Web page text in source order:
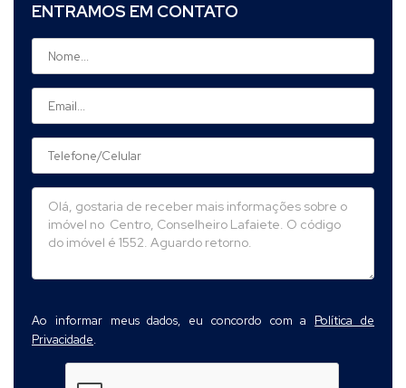
ENTRAMOS EM CONTATO
Ao informar meus dados, eu concordo com a Política de
Privacidade.